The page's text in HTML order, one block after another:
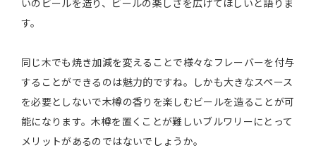
いのビールを造り、ビールの楽しさを広げてほしいと語りま
す。
同じ木でも焼き加減を変えることで様々なフレーバーを付与
することができるのは魅力的ですね。しかも大きなスペース
を必要としないで木樽の香りを楽しむビールを造ることが可
能になります。木樽を置くことが難しいブルワリーにとって
メリットがあるのではないでしょうか。